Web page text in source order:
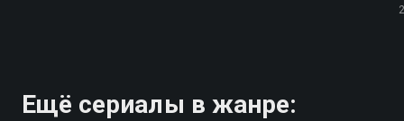
Ещё сериалы в жанре: